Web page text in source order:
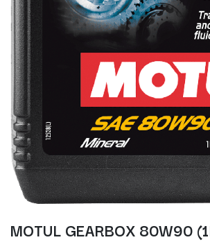
MOTUL GEARBOX 80W90